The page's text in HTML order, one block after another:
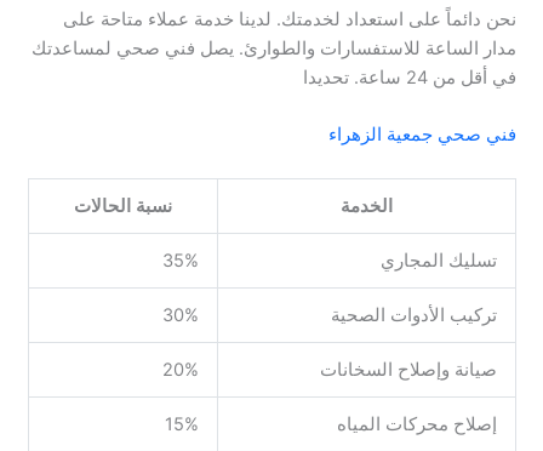
نحن دائماً على استعداد لخدمتك. لدينا خدمة عملاء متاحة على
مدار الساعة للاستفسارات والطوارئ. يصل فني صحي لمساعدتك
في أقل من 24 ساعة. تحديدا
فني صحي جمعية الزهراء
الخدمة نسبة الحالات
تسليك المجاري 35%
تركيب الأدوات الصحية 30%
صيانة وإصلاح السخانات 20%
إصلاح محركات المياه 15%